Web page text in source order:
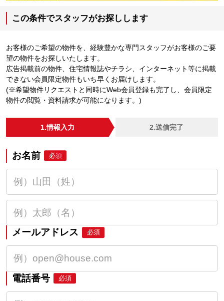
この条件でスタッフがお探しします
お客様のご希望の物件を、経験豊かな専門スタッフがお客様のご要
望の物件をお探しいたします。
広告掲載前の物件、住宅情報誌やチラシ、インターネット等に掲載
できない会員限定物件もいち早くお届けします。
(※希望物件リクエストと同時にWeb会員登録も完了し、会員限定
物件の閲覧・資料請求が可能になります。)
1.情報入力 2.送信完了
お名前 必須
メールアドレス 必須
電話番号 必須